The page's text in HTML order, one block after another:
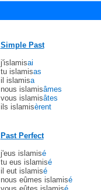
Simple Past
j'islamisai
tu islamisas
il islamisa
nous islamisâmes
vous islamisâtes
ils islamisèrent
Past Perfect
j'eus islamisé
tu eus islamisé
il eut islamisé
nous eûmes islamisé